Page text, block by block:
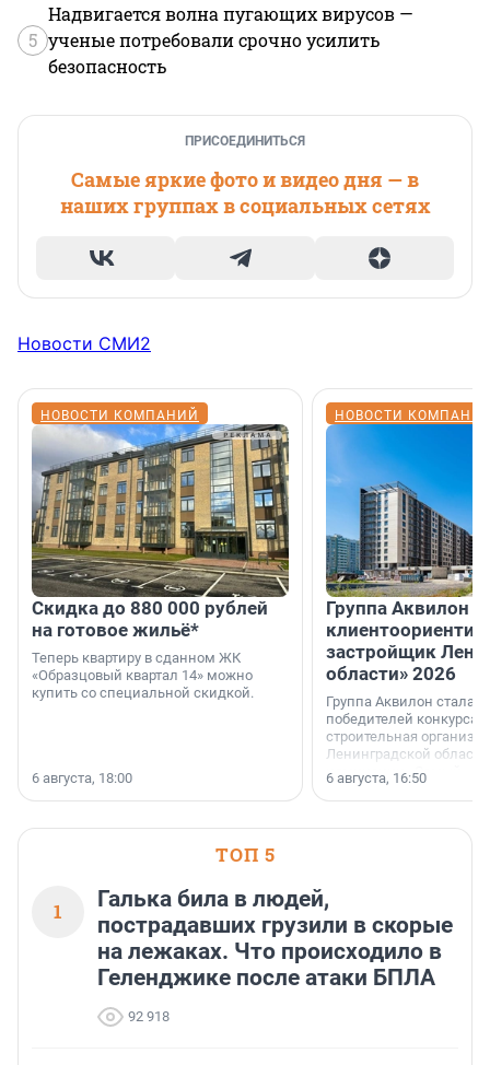
5
Надвигается волна пугающих вирусов —
ученые потребовали срочно усилить
безопасность
ПРИСОЕДИНИТЬСЯ
Самые яркие фото и видео дня — в
наших группах в социальных сетях
Новости СМИ2
НОВОСТИ КОМПАНИЙ
Скидка до 880 000 рублей
на готовое жильё*
Теперь квартиру в сданном ЖК
«Образцовый квартал 14» можно
купить со специальной скидкой.
6 августа, 18:00
НОВОСТИ
Группа Аквилон
застройщик
области» 2026
Группа Аквилон стала
победителей конкурса
строительная
Ленинградской области
номинации «Самый
застройщик
6 августа, 16:50
ТОП 5
1
Галька била в людей,
пострадавших грузили в скорые
на лежаках. Что происходило в
Геленджике после атаки БПЛА
92 918